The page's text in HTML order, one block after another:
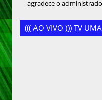
agradece o
((( AO VIVO ))) TV